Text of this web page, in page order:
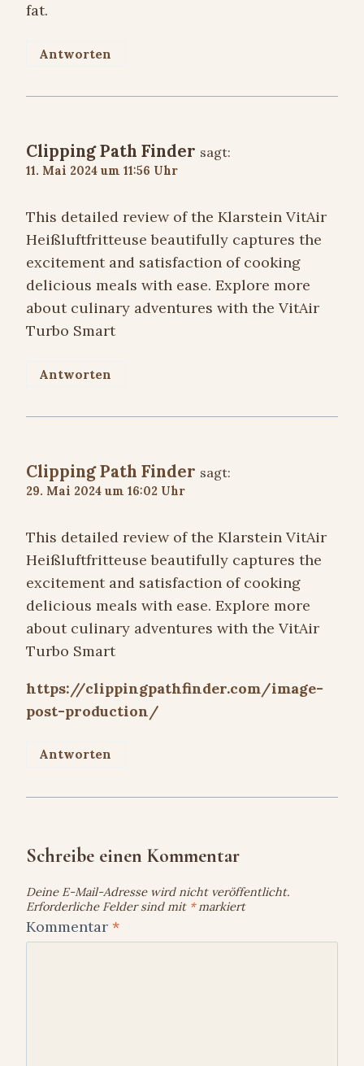
fat.
Antworten
Clipping Path Finder sagt:
11. Mai 2024 um 11:56 Uhr
This detailed review of the Klarstein VitAir
Heißluftfritteuse beautifully captures the
excitement and satisfaction of cooking
delicious meals with ease. Explore more
about culinary adventures with the VitAir
Turbo Smart
Antworten
Clipping Path Finder sagt:
29. Mai 2024 um 16:02 Uhr
This detailed review of the Klarstein VitAir
Heißluftfritteuse beautifully captures the
excitement and satisfaction of cooking
delicious meals with ease. Explore more
about culinary adventures with the VitAir
Turbo Smart
https://clippingpathfinder.com/image-
post-production/
Antworten
Schreibe einen Kommentar
Deine E-Mail-Adresse wird nicht veröffentlicht.
Erforderliche Felder sind mit *markiert
Kommentar *